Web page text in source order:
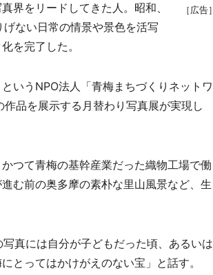
［広告］
界をリードしてきた人。昭和、
ない日常の情景や景色を活写
を完了した。
いうNPO法人「青梅まちづくりネットワ
品を展示する月替わり写真展が実現し
つて青梅の基幹産業だった織物工場で働
む前の奥多摩の素朴な里山風景など、生
真には自分が子どもだった頃、あるいは
とってはかけがえのない宝」と話す。